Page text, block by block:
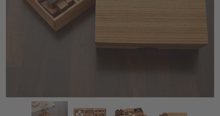
6er Set Knobelspiele in Holzbox